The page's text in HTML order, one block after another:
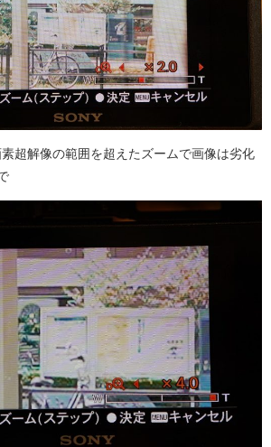
超解像の範囲を超えたズームで画像は劣化